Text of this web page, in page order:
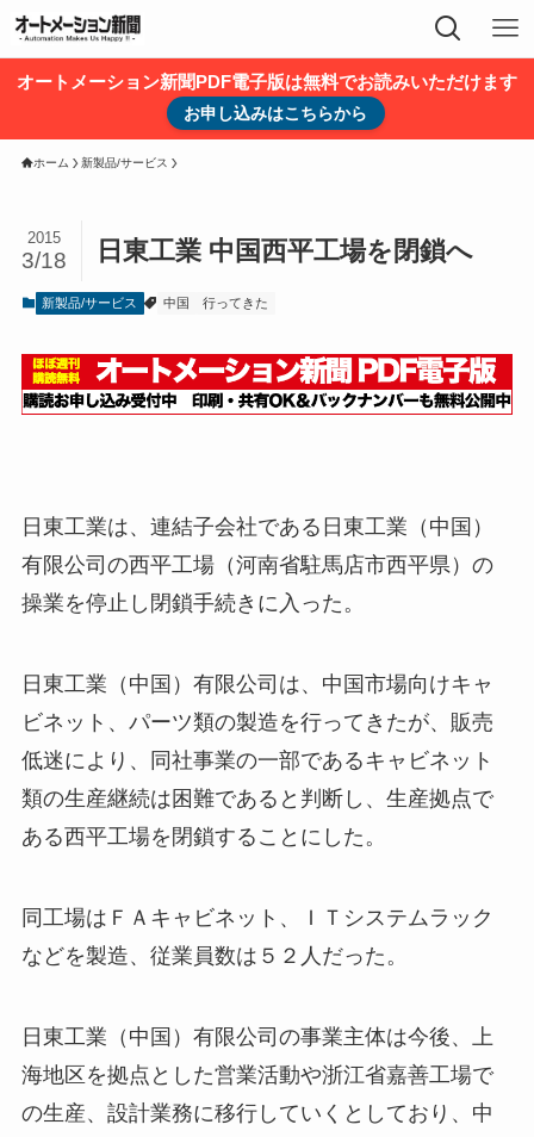
オートメーション新聞PDF電子版は無料でお読みいただけます
お申し込みはこちらから
ホーム 新製品/サービス
日東工業 中国西平工場を閉鎖へ
2015
3/18
新製品/サービス 中国 行ってきた
日東工業は、連結子会社である日東工業（中国）
有限公司の西平工場（河南省駐馬店市西平県）の
操業を停止し閉鎖手続きに入った。
日東工業（中国）有限公司は、中国市場向けキャ
ビネット、パーツ類の製造を行ってきたが、販売
低迷により、同社事業の一部であるキャビネット
類の生産継続は困難であると判断し、生産拠点で
ある西平工場を閉鎖することにした。
同工場はＦＡキャビネット、ＩＴシステムラック
などを製造、従業員数は５２人だった。
日東工業（中国）有限公司の事業主体は今後、上
海地区を拠点とした営業活動や浙江省嘉善工場で
の生産、設計業務に移行していくとしており、中